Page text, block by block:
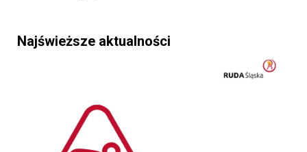
Najświeższe aktualności